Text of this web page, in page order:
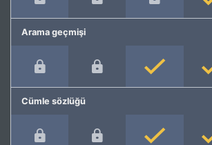
Arama geçmişi
Cümle sözlüğü